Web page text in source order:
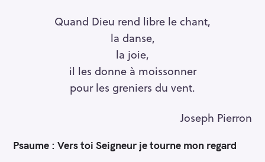
Quand Dieu rend libre le chant,
la danse,
la joie,
il les donne à moissonner
pour les greniers du vent.
Joseph Pierron
Psaume : Vers toi Seigneur je tourne mon regard